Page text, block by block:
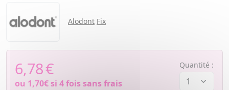
Alodont Fix
6,78€
ou 1,70€si 4 fois sans frais
Quantité :